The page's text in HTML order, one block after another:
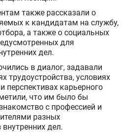
также рассказали о
к кандидатам на службу,
а также о социальных
для
дел.
в диалог, задавали
трудоустройства, условиях
перспективах карьерного
что им было бы
с профессией и
разных
дел.